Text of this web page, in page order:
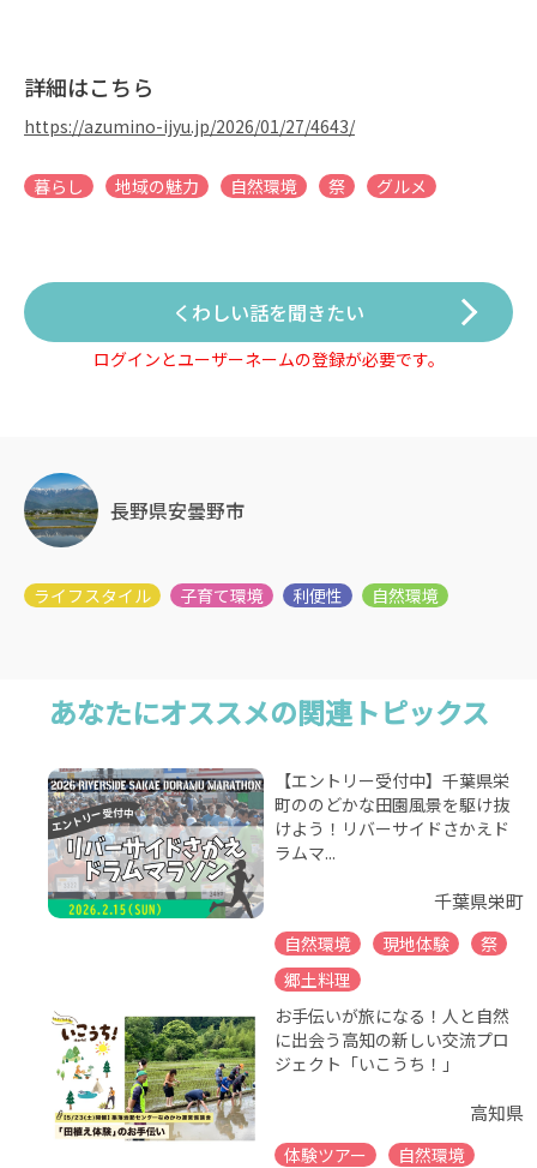
詳細はこちら
https://azumino-ijyu.jp/2026/01/27/4643/
暮らし 地域の魅力 自然環境 祭 グルメ
くわしい話を聞きたい
ログインとユーザーネームの登録が必要です。
長野県安曇野市
あなたにオススメの関連トピックス
【エントリー受付中】千葉県栄
町ののどかな田園風景を駆け抜
けよう！リバーサイドさかえド
ラムマ...
千葉県栄町
自然環境 現地体験
祭
郷土料理
お手伝いが旅になる！人と自然
に出会う高知の新しい交流プロ
ジェクト「いこうち！」
高知県
体験ツアー
自然環境